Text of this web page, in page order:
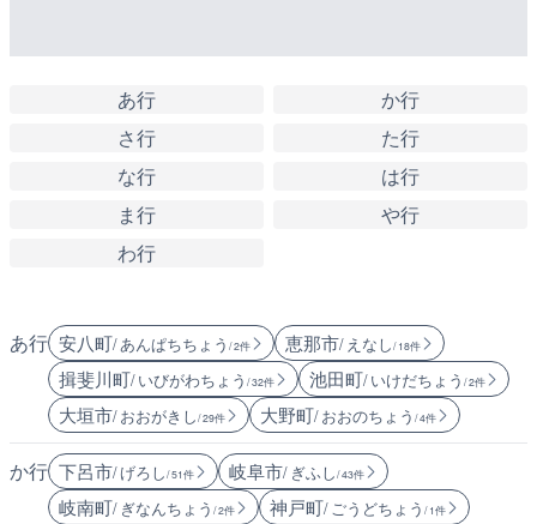
あ行
か行
さ行
た行
な行
は行
ま行
や行
わ行
あ行 安八町/ あんぱちちょう / 2件 恵那市/ えなし/ 18件
揖斐川町/ いびがわちょう / 32件 池田町/ いけだちょう / 2件
大垣市/ おおがきし/ 29件 大野町/ おおのちょう / 4件
か行 下呂市/ げろし/ 51件 岐阜市/ ぎふし/ 43件
岐南町/ ぎなんちょう / 2件 神戸町/ ごうどちょう / 1件